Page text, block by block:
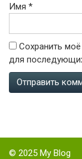
Имя *
Сохранить
для
© 2025 My Blog